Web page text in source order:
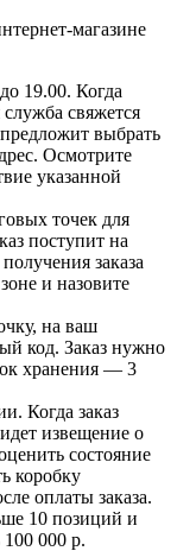
магазине
19.00. Когда
служба свяжется
выбрать
Осмотрите
указанной
точек для
поступит на
заказа
и назовите
на ваш
код. Заказ нужно
хранения — 3
Когда заказ
извещение о
состояние
коробку
оплаты заказа.
10 позиций и
000 р.